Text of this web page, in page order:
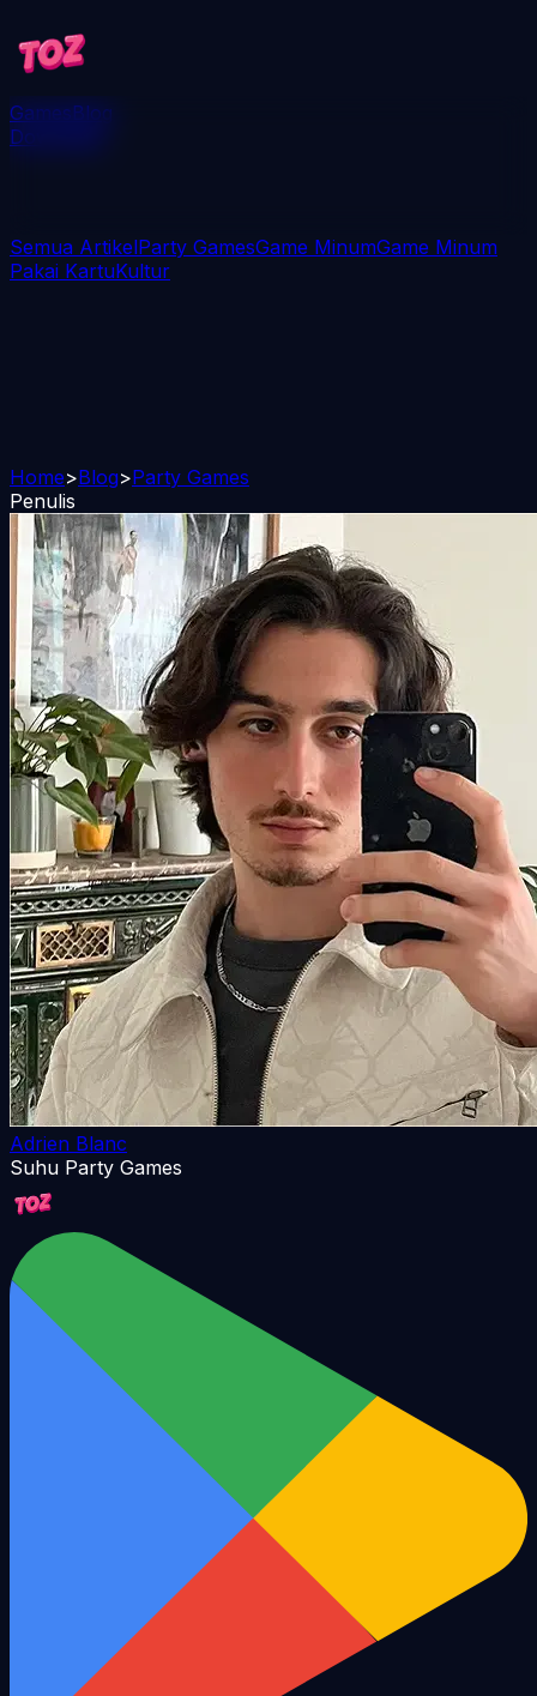
GamesBlog
Download
Semua ArtikelParty GamesGame MinumGame Minum
Pakai KartuKultur
Home>Blog>Party Games
Penulis
Adrien Blanc
Suhu Party Games